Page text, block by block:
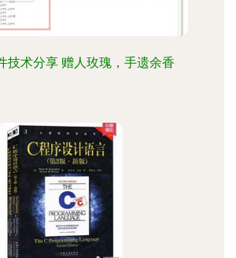
技术分享 赠人玫瑰，手遗余香